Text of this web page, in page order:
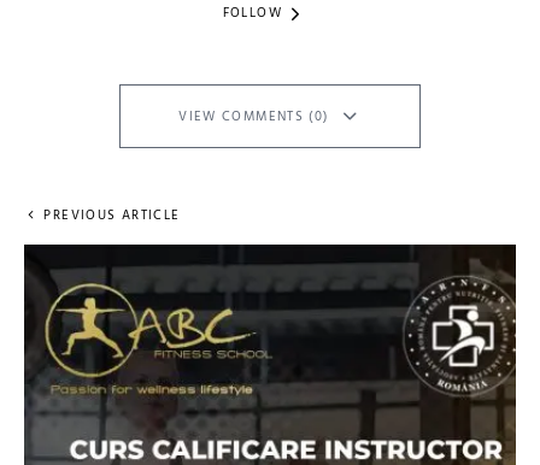
FOLLOW
VIEW COMMENTS (0)
PREVIOUS ARTICLE